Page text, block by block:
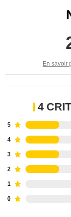
En savoir
4
5
4
3
2
1
0